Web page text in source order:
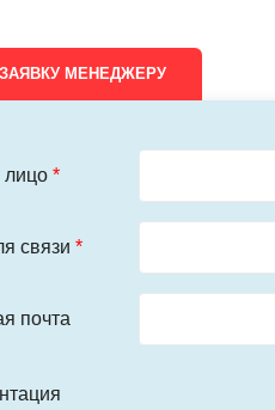
МЕНЕДЖЕРУ
лицо *
связи *
почта